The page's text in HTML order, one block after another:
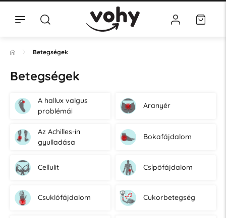
Betegségek
Betegségek
A hallux valgus
problémái
Aranyér
Az Achilles-ín
gyulladása
Bokafájdalom
Cellulit Csípőfájdalom
Csuklófájdalom Cukorbetegség